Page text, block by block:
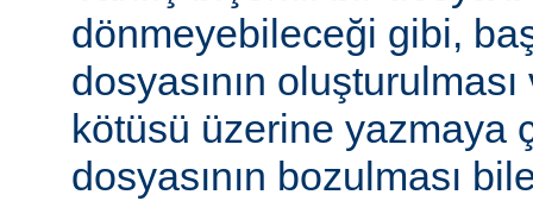
dönmeyebileceği gibi,
dosyasının
kötüsü üzerine yazmaya
dosyasının bozulması